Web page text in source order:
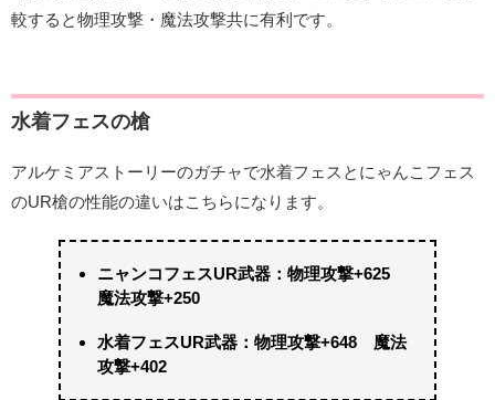
較すると物理攻撃・魔法攻撃共に有利です。
水着フェスの槍
アルケミアストーリーのガチャで水着フェスとにゃんこフェス
のUR槍の性能の違いはこちらになります。
ニャンコフェスUR武器：物理攻撃+625
魔法攻撃+250
水着フェスUR武器：物理攻撃+648 魔法
攻撃+402